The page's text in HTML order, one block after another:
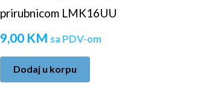
prirubnicom LMK16UU
9,00 KM sa PDV-om
Dodaj u korpu